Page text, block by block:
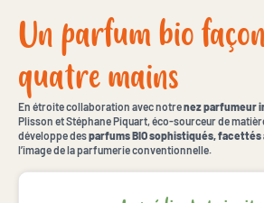
Un parfum bio
quatre mains
En étroite collaboration avec notrenez parfumeur
Plisson et Stéphane Piquart, éco-sourceur de
développe desparfums BIO sophistiqués, facettés
l’image de la parfumerie conventionnelle.